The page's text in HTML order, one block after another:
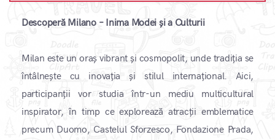
Descoperă Milano – Inima Modei și a Culturii
Milan este un oraș vibrant și cosmopolit, unde tradiția se
întâlnește cu inovația și stilul internațional. Aici,
participanții vor studia într-un mediu multicultural
inspirator, în timp ce explorează atracții emblematice
precum Duomo, Castelul Sforzesco, Fondazione Prada,